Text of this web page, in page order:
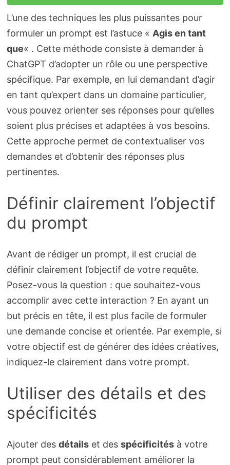
L’une des techniques les plus puissantes pour
formuler un prompt est l’astuce « Agis en tant
que« . Cette méthode consiste à demander à
ChatGPT d’adopter un rôle ou une perspective
spécifique. Par exemple, en lui demandant d’agir
en tant qu’expert dans un domaine particulier,
vous pouvez orienter ses réponses pour qu’elles
soient plus précises et adaptées à vos besoins.
Cette approche permet de contextualiser vos
demandes et d’obtenir des réponses plus
pertinentes.
Définir clairement l’objectif
du prompt
Avant de rédiger un prompt, il est crucial de
définir clairement l’objectif de votre requête.
Posez-vous la question : que souhaitez-vous
accomplir avec cette interaction ? En ayant un
but précis en tête, il est plus facile de formuler
une demande concise et orientée. Par exemple, si
votre objectif est de générer des idées créatives,
indiquez-le clairement dans votre prompt.
Utiliser des détails et des
spécificités
Ajouter des détailset des spécificitésà votre
prompt peut considérablement améliorer la